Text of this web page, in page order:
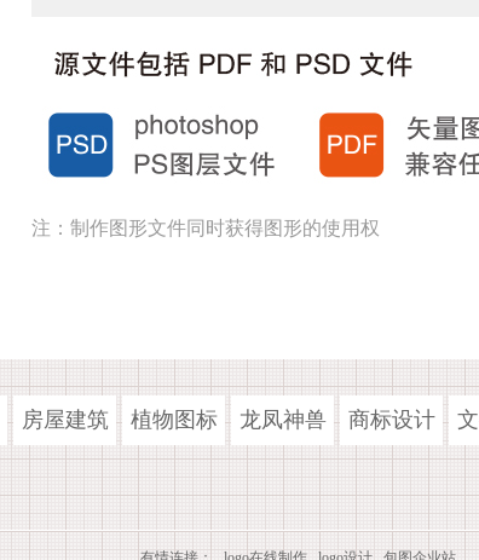
注：制作图形文件同时获得图形的使用权
房屋建筑 植物图标 龙凤神兽 商标设计